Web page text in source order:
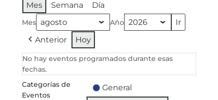
Mes Semana Día
Mes Año
Anterior Hoy
No hay eventos programados durante esas
fechas.
Categorías de
Eventos
General